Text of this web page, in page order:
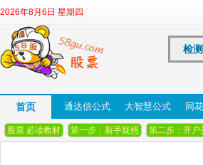
2026年8月6日 星期四
检
首页 通达信公式 大智慧公式 同
股票 必读教材 第一步：新手疑惑 第二步：开户